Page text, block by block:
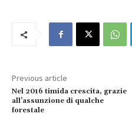
Previous article
Nel 2016 timida crescita, grazie
all’assunzione di qualche
forestale